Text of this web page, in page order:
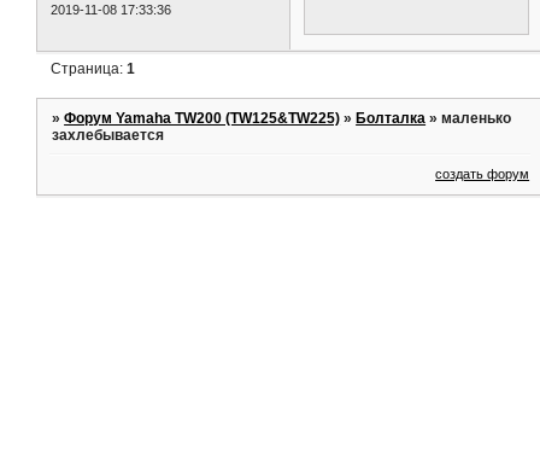
2019-11-08 17:33:36
Страница:1
»Форум Yamaha TW200 (TW125&TW225) » Болталка »маленько
захлебывается
создать форум